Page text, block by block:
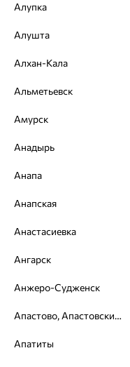
Страна происхождения:
Доставка и оплата
Похожие изделия
65%
Алупка
Алушта
Алхан-Кала
Альметьевск
Амурск
Анадырь
Анапа
Анапская
Анастасиевка
Ангарск
Анжеро-Судженск
Апастово, Апастовский район
Апатиты